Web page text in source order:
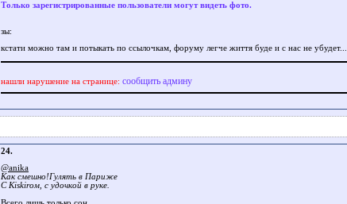
Только зарегистрированные пользователи могут видеть фото.
зы:
кстати можно там и потыкать по ссылочкам, форуму легче життя буде и с нас не убудет...
нашли нарушение на странице: сообщить админу
24.
@anika
Как смешно!Гулять в Париже
С Kiskirом, с удочкой в руке.